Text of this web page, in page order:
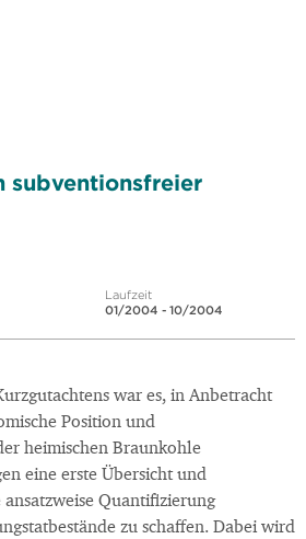
subventionsfreier
Laufzeit
01/2004 - 10/2004
war es, in Anbetracht
Position und
heimischen Braunkohle
eine erste Übersicht und
ansatzweise Quantifizierung
zu schaffen. Dabei wird